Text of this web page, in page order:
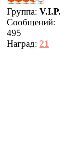
Группа: V.I.P.
Сообщений:
495
Наград: 21